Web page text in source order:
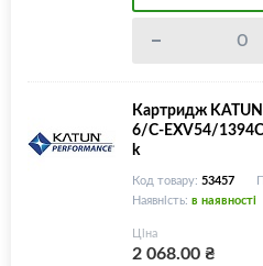
Картридж
6/C-EXV54/
k
Код товару: 53457
Наявність: в наявності
Ціна
2 068.00₴